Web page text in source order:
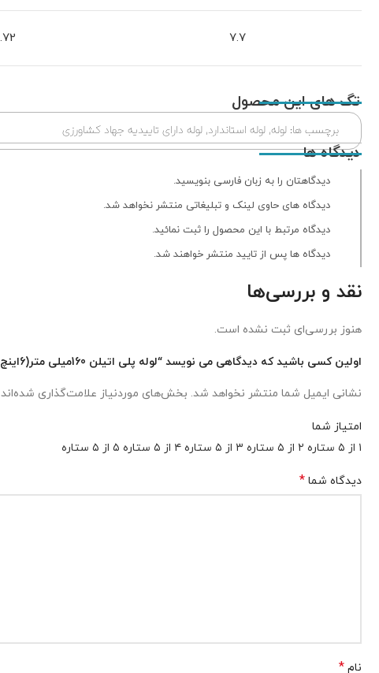
7.7
تگ های این محصول
برچسب ها: لوله, لوله استاندارد, لوله دارای تاییدیه جهاد کشاورزی
دیدگاه ها
دیدگاهتان را به زبان فارسی بنویسید.
دیدگاه های حاوی لینک و تبلیغاتی منتشر نخواهد شد.
دیدگاه مرتبط با این محصول را ثبت نمائید.
دیدگاه ها پس از تایید منتشر خواهند شد.
نقد و بررسی‌ها
هنوز بررسی‌ای ثبت نشده است.
اولین کسی باشید که دیدگاهی می نویسد “لوله پلی اتیلن 160میلی متر(6اینچ) 8 بار”
نشانی ایمیل شما منتشر نخواهد شد. بخش‌های موردنیاز علامت‌گذاری شده‌اند
امتیاز شما
۱ از ۵ ستاره
۲ از ۵ ستاره ۳ از ۵ ستاره ۴ از ۵ ستاره ۵ از ۵ ستاره
دیدگاه شما *
نام *